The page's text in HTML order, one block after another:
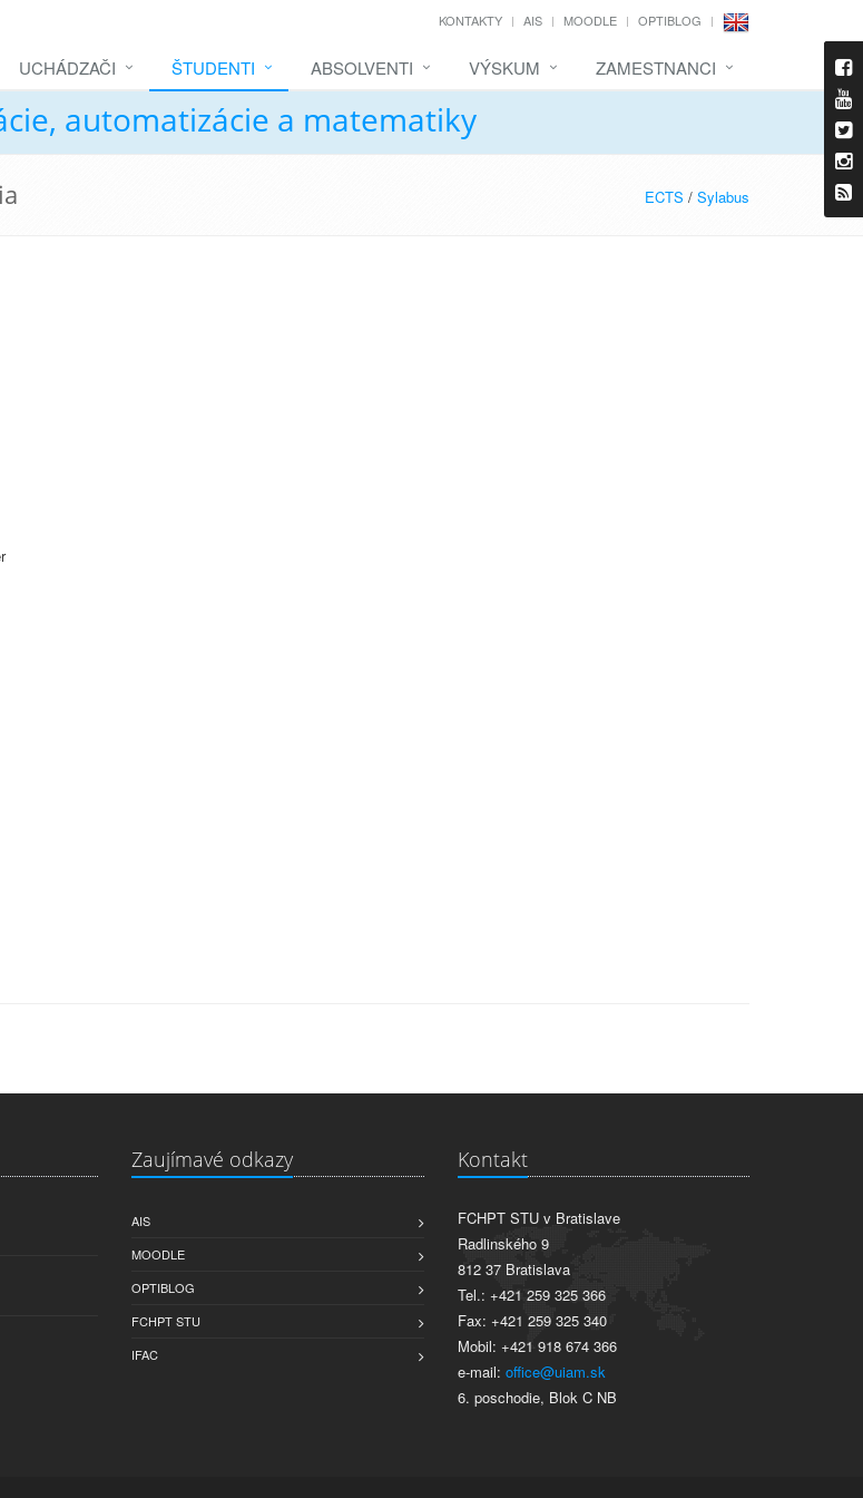
KONTAKTY AIS MOODLE OPTIBLOG
UCHÁDZAČI ŠTUDENTI ABSOLVENTI VÝSKUM ZAMESTNANCI
automatizácie a matematiky
ECTS / Sylabus
Zaujímavé odkazy
AIS
MOODLE
OPTIBLOG
FCHPT STU
IFAC
Kontakt
FCHPT STU v Bratislave
Radlinského 9
812 37 Bratislava
Tel.: +421 259 325 366
Fax: +421 259 325 340
Mobil: +421 918 674 366
e-mail: office@uiam.sk
6. poschodie, Blok C NB